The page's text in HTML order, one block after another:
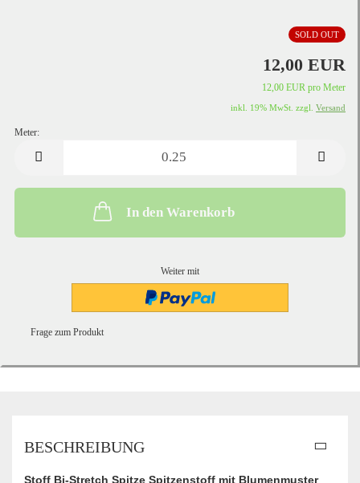
SOLD OUT
12,00 EUR
12,00 EUR pro Meter
inkl. 19% MwSt. zzgl. Versand
Meter:
In den Warenkorb
Weiter mit
Frage zum Produkt
BESCHREIBUNG
Stoff Bi-Stretch Spitze Spitzenstoff mit Blumenmuster